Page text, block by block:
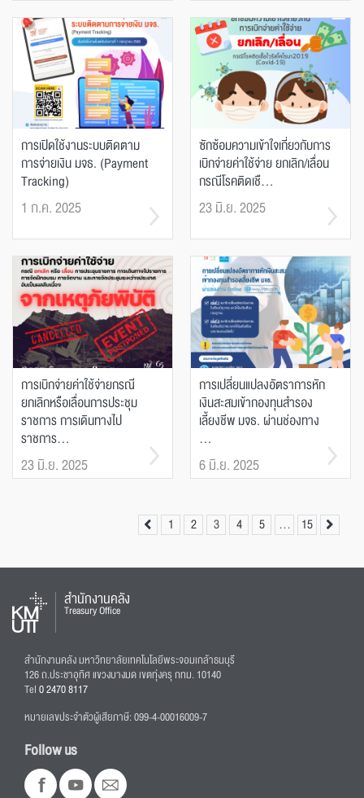
การเปิดใช้งานระบบติดตาม
การจ่ายเงิน มจธ. (Payment
Tracking)
1 ก.ค. 2025
ซักซ้อมความเข้าใจเกี่ยวกับการ
เบิกจ่ายค่าใช้จ่าย ยกเลิก/เลื่อน
กรณีโรคติดเชื...
23 มิ.ย. 2025
การเบิกจ่ายค่าใช้จ่ายกรณี
ยกเลิกหรือเลื่อนการประชุม
ราชการ การเดินทางไป
ราชการ...
23 มิ.ย. 2025
การเปลี่ยนแปลงอัตราการหัก
เงินสะสมเข้ากองทุนสำรอง
เลี้ยงชีพ มจธ. ผ่านช่องทาง
...
6 มิ.ย. 2025
1 2 3 4 5 … 15
สำนักงานคลัง
Treasury Office
สำนักงานคลัง มหาวิทยาลัยเทคโนโลยีพระจอมเกล้าธนบุรี
126 ถ.ประชาอุทิศ แขวงบางมด เขตทุ่งครุ กทม. 10140
Tel0 2470 8117
หมายเลขประจำตัวผู้เสียภาษี: 099-4-00016009-7
Follow us